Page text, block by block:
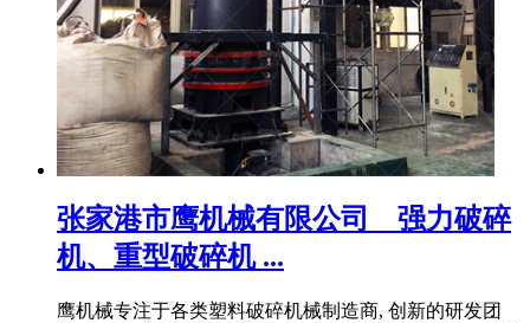
张家港市鹰机械有限公司__强力破碎
机、重型破碎机 ...
鹰机械专注于各类塑料破碎机械制造商, 创新的研发团